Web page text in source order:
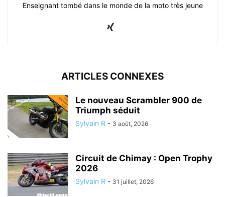
Enseignant tombé dans le monde de la moto très jeune
ARTICLES CONNEXES
Le nouveau Scrambler 900 de
Triumph séduit
Sylvain R - 3 août, 2026
Circuit de Chimay : Open Trophy
2026
Sylvain R - 31 juillet, 2026